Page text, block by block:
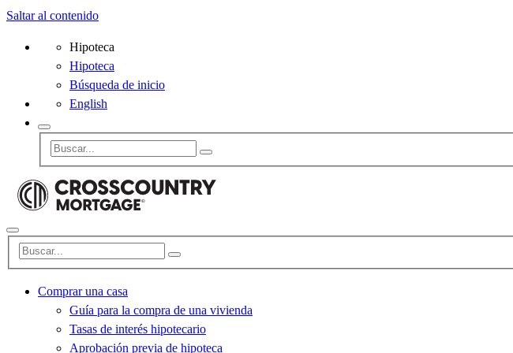
Saltar al contenido
Hipoteca
Hipoteca
Búsqueda de inicio
English
Comprar una casa
Guía para la compra de una vivienda
Tasas de interés hipotecario
Aprobación previa de hipoteca